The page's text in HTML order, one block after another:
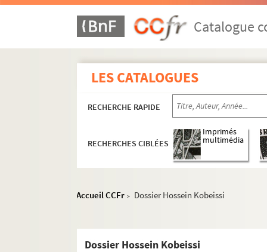
Catalogue
LES CATALOGUES
RECHERCHE RAPIDE
RECHERCHES CIBLÉES
Imprimés
multimédia
Accueil CCFr > Dossier Hossein Kobeissi
Dossier Hossein Kobeissi